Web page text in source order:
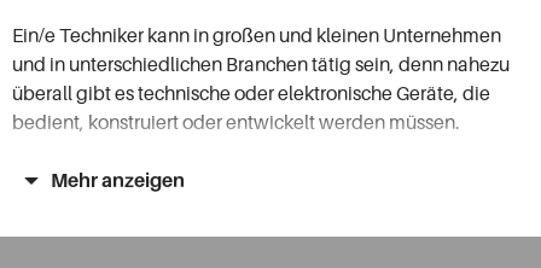
Ein/e Techniker kann in großen und kleinen Unternehmen
und in unterschiedlichen Branchen tätig sein, denn nahezu
überall gibt es technische oder elektronische Geräte, die
bedient, konstruiert oder entwickelt werden müssen.
und Umgebung schauen, dann werden Sie schnell merken,
Mehr anzeigen